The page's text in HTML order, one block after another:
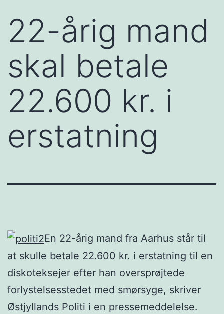
22-årig mand
skal betale
22.600 kr. i
erstatning
En 22-årig mand fra Aarhus står til
at skulle betale 22.600 kr. i erstatning til en
diskoteksejer efter han oversprøjtede
forlystelsesstedet med smørsyge, skriver
Østjyllands Politi i en pressemeddelelse.